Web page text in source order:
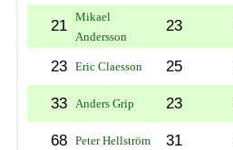
21
Mikael
Andersson
23
23 Eric Claesson 25
33 Anders Grip 23
68 Peter Hellström 31